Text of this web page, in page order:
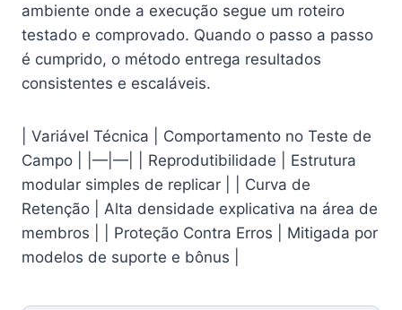
ambiente onde a execução segue um roteiro
testado e comprovado. Quando o passo a passo
é cumprido, o método entrega resultados
consistentes e escaláveis.
| Variável Técnica | Comportamento no Teste de
Campo | |—|—| | Reprodutibilidade | Estrutura
modular simples de replicar | | Curva de
Retenção | Alta densidade explicativa na área de
membros | | Proteção Contra Erros | Mitigada por
modelos de suporte e bônus |